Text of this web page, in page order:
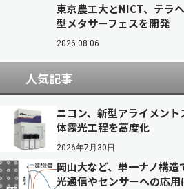
東京農工大とNICT、テラ
型メタサーフェスを開発
2026.08.06
人気記事
ニコン、新型アライメン
体露光工程を高度化
2026年7月30日
岡山大など、単一ナノ構
光通信やセンサーへの応用